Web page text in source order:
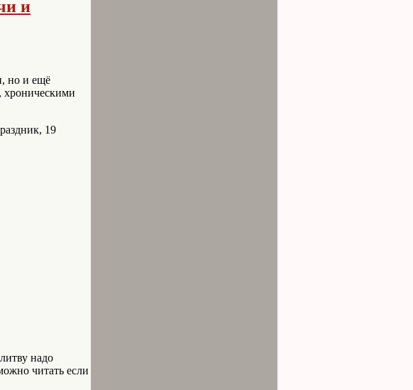
и
но и ещё
хроническими
надо
читать если